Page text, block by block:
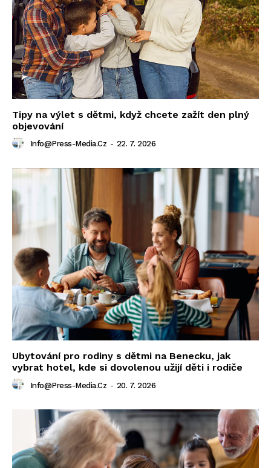
Tipy na výlet s dětmi, když chcete zažít den plný
objevování
Info@press-Media.cz - 22. 7. 2026
Ubytování pro rodiny s dětmi na Benecku, jak
vybrat hotel, kde si dovolenou užijí děti i rodiče
Info@press-Media.cz - 20. 7. 2026